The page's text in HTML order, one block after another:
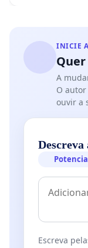
INICIE
A
O
ouvir a
Escreva